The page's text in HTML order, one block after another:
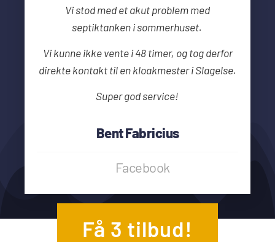
Vi stod med et akut problem med
septiktanken i sommerhuset.
Vi kunne ikke vente i 48 timer, og tog derfor
direkte kontakt til en kloakmester i Slagelse.
Super god service!
Bent Fabricius
Facebook
Få 3 tilbud!